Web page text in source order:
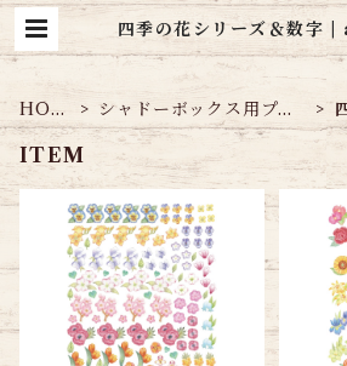
四季の花シリーズ＆数
age シャドーボック
HOM
E
シャドーボックス用プリ
ント
ITEM